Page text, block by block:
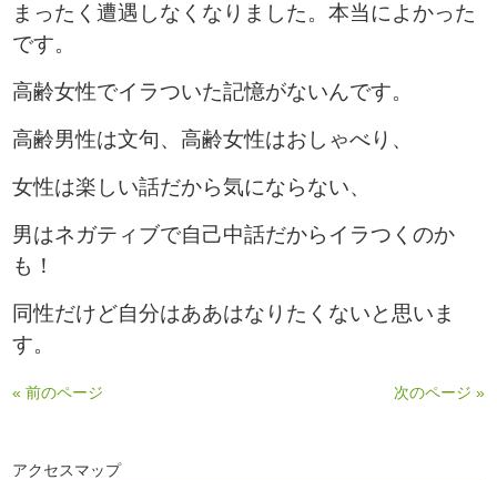
まったく遭遇しなくなりました。本当によかった
です。
高齢女性でイラついた記憶がないんです。
高齢男性は文句、高齢女性はおしゃべり、
女性は楽しい話だから気にならない、
男はネガティブで自己中話だからイラつくのか
も！
同性だけど自分はああはなりたくないと思いま
す。
« 前のページ 次のページ »
アクセスマップ